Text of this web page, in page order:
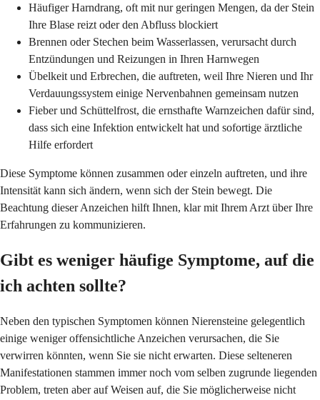
Häufiger Harndrang, oft mit nur geringen Mengen, da der Stein
Ihre Blase reizt oder den Abfluss blockiert
Brennen oder Stechen beim Wasserlassen, verursacht durch
Entzündungen und Reizungen in Ihren Harnwegen
Übelkeit und Erbrechen, die auftreten, weil Ihre Nieren und Ihr
Verdauungssystem einige Nervenbahnen gemeinsam nutzen
Fieber und Schüttelfrost, die ernsthafte Warnzeichen dafür sind,
dass sich eine Infektion entwickelt hat und sofortige ärztliche
Hilfe erfordert
Diese Symptome können zusammen oder einzeln auftreten, und ihre
Intensität kann sich ändern, wenn sich der Stein bewegt. Die
Beachtung dieser Anzeichen hilft Ihnen, klar mit Ihrem Arzt über Ihre
Erfahrungen zu kommunizieren.
Gibt es weniger häufige Symptome, auf die
ich achten sollte?
Neben den typischen Symptomen können Nierensteine gelegentlich
einige weniger offensichtliche Anzeichen verursachen, die Sie
verwirren könnten, wenn Sie sie nicht erwarten. Diese selteneren
Manifestationen stammen immer noch vom selben zugrunde liegenden
Problem, treten aber auf Weisen auf, die Sie möglicherweise nicht